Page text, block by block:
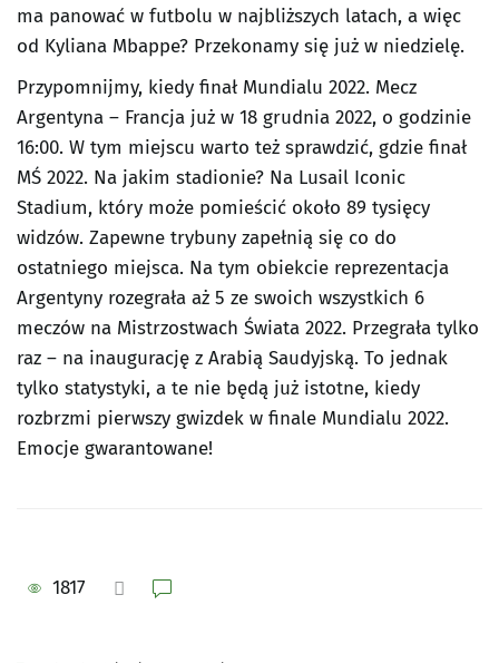
ma panować w futbolu w najbliższych latach, a więc
od Kyliana Mbappe? Przekonamy się już w niedzielę.
Przypomnijmy, kiedy finał Mundialu 2022. Mecz
Argentyna – Francja już w 18 grudnia 2022, o godzinie
16:00. W tym miejscu warto też sprawdzić, gdzie finał
MŚ 2022. Na jakim stadionie? Na Lusail Iconic
Stadium, który może pomieścić około 89 tysięcy
widzów. Zapewne trybuny zapełnią się co do
ostatniego miejsca. Na tym obiekcie reprezentacja
Argentyny rozegrała aż 5 ze swoich wszystkich 6
meczów na Mistrzostwach Świata 2022. Przegrała tylko
raz – na inaugurację z Arabią Saudyjską. To jednak
tylko statystyki, a te nie będą już istotne, kiedy
rozbrzmi pierwszy gwizdek w finale Mundialu 2022.
Emocje gwarantowane!
1817